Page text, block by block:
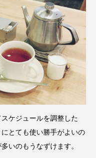
ケジュールを調整した
とても使い勝手がよいの
いのもうなずけます。